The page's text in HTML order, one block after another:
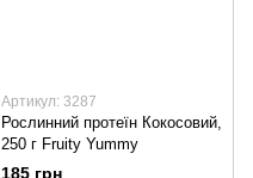
Артикул: 3287
Рослинний протеїн Кокосовий,
250 г Fruity Yummy
185 грн